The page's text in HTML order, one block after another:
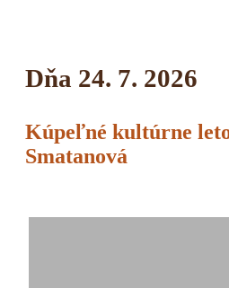
Dňa 24. 7. 2026
Kúpeľné kultúrne
Smatanová